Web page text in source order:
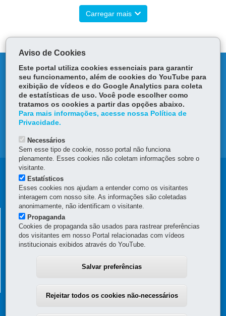
Carregar mais
MAPA DO SITE
DENUNCIE CORRUPÇÃO
OUVIDORIA
TRANSPARÊNCIA INSTITUCIONAL
Navegação
Principal
CGECONTROLADORIA GERAL DO ESTADO
Rua Mateus Leme, nº 2018 - Centro Cívico-80530-010-Curitiba
MAPA
0800-041-1113 – Horário de atendimento da Ouvidoria Geral: 9h às 12h
Aviso de Cookies
Este portal utiliza cookies essenciais para garantir
seu funcionamento, além de cookies do YouTube para
exibição de vídeos e do Google Analytics para coleta
de estatísticas de uso. Você pode escolher como
tratamos os cookies a partir das opções abaixo.
Para mais informações, acesse nossa Política de
Privacidade.
Necessários
Sem esse tipo de cookie, nosso portal não funciona
plenamente. Esses cookies não coletam informações sobre o
visitante.
Estatísticos
Esses cookies nos ajudam a entender como os visitantes
interagem com nosso site. As informações são coletadas
anonimamente, não identificam o visitante.
Propaganda
Cookies de propaganda são usados para rastrear preferências
dos visitantes em nosso Portal relacionadas com vídeos
institucionais exibidos através do YouTube.
Salvar preferências
Rejeitar todos os cookies não-necessários